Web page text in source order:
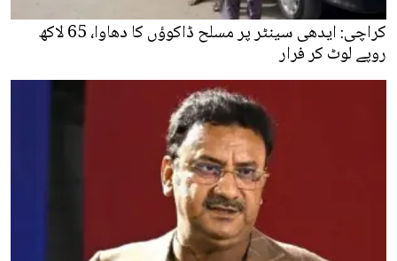
کراچی: ایدھی سینٹر پر مسلح ڈاکوؤں کا دھاوا، 65 لاکھ
روپے لوٹ کر فرار